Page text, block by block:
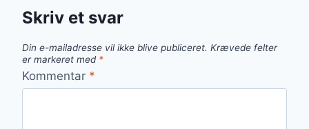
Skriv et svar
Din e-mailadresse vil ikke blive publiceret. Krævede felter
er markeret med *
Kommentar *